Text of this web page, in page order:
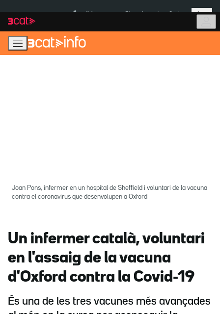
navegació
principal
contingut
Més
Joan Pons, infermer en un hospital de Sheffield i voluntari de la vacuna
contra el coronavirus que desenvolupen a Oxford
Un infermer català, voluntari
en l'assaig de la vacuna
d'Oxford contra la Covid-19
És una de les tres vacunes més avançades